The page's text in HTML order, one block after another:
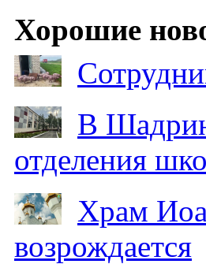
Хорошие
В
отделения
Храм
возрождается